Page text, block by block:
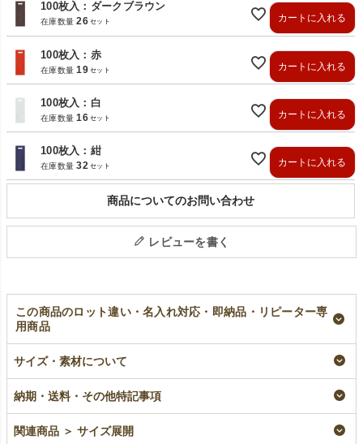
100枚入：ダークブラウン
在庫数量 26 カートに入れる
100枚入：赤
在庫数量 19 カートに入れる
100枚入：白
在庫数量 16 カートに入れる
100枚入：紺
在庫数量 32 カートに入れる
商品についてのお問い合わせ
レビューを書く
この商品のロット違い・名入れ対応・即納品・リピーター専
用商品
【名入れ／リピータ
ー専用】不織布アド
｜100枚入
リピーター専用名入れ
¥5,720税込
【名入れ対応】不織
名入れ
¥5,720税込
不織布アドバッグス
リム 薄手《40g》
サイズ・素材について
納期・送料・その他特記事項
関連商品 ＞ サイズ展開